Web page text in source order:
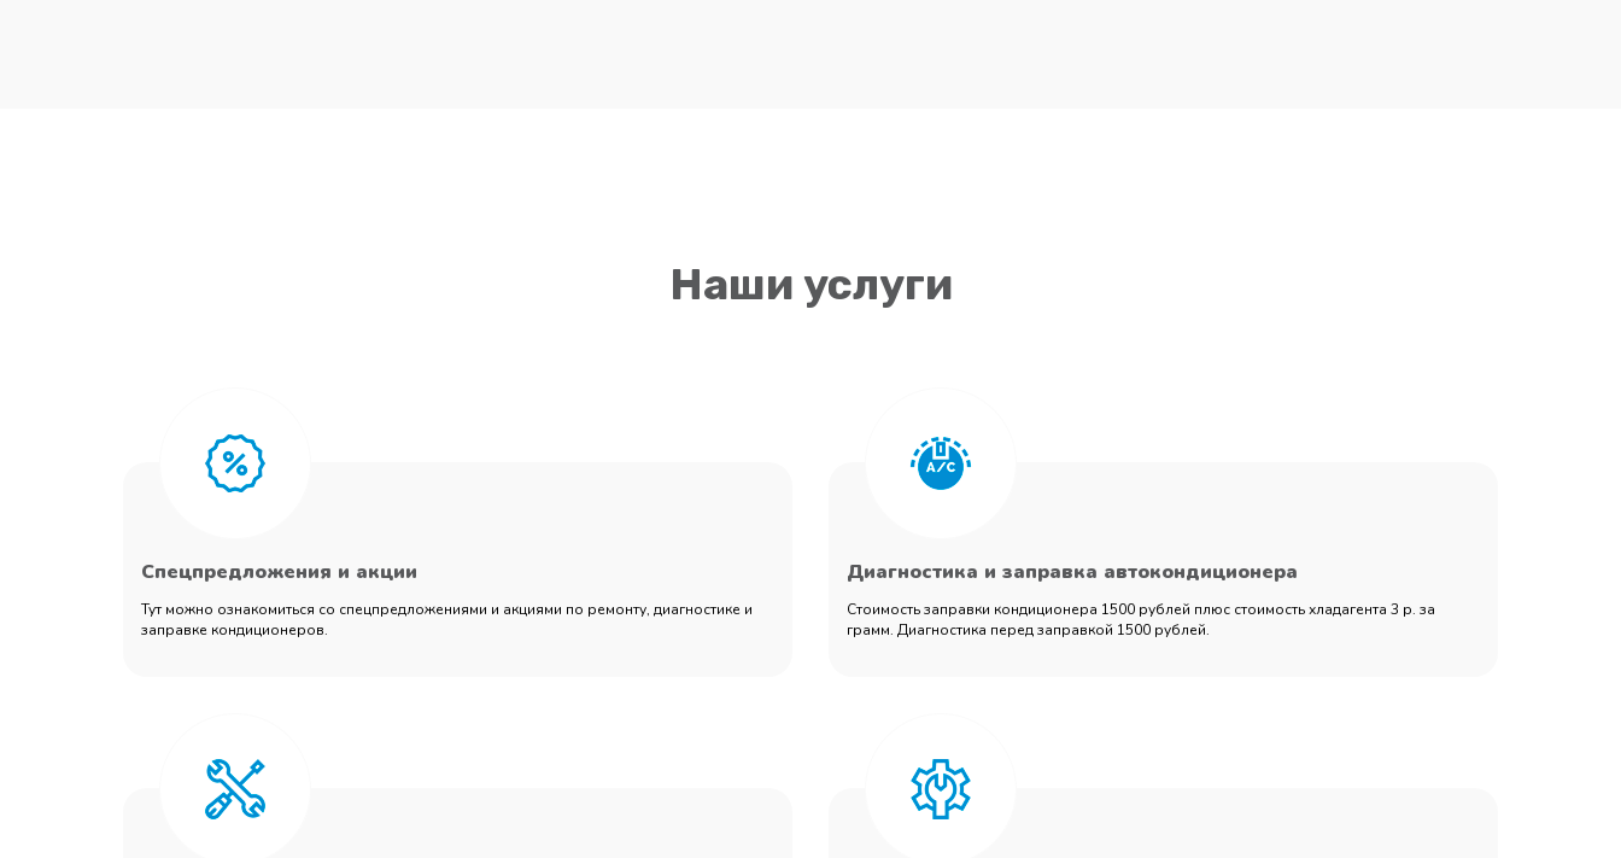
Наши услуги
Спецпредложения и акции
Тут можно ознакомиться со спецпредложениями и акциями по ремонту, диагностике и
заправке кондиционеров.
Диагностика и заправка автокондиционера
Стоимость заправки кондиционера 1500 рублей плюс стоимость хладагента 3 р. за
грамм. Диагностика перед заправкой 1500 рублей.